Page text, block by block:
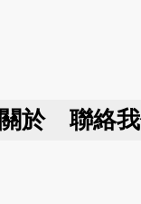
關於 聯絡